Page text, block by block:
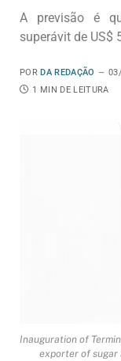
A previsão é
superávit de US$
POR DA REDAÇÃO
1 MIN DE LEITURA
Inauguration of
exporter of sugar